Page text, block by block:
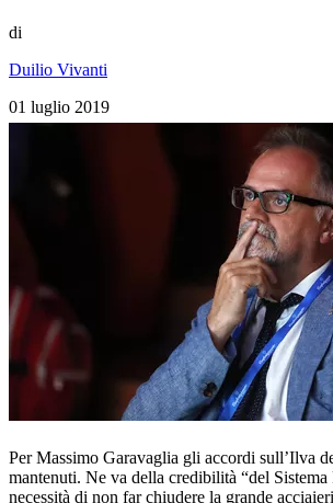
di
Duilio Vivanti
01 luglio 2019
Per Massimo Garavaglia gli accordi sull’Ilva
mantenuti. Ne va della credibilità “del Sistema
necessità di non far chiudere la grande